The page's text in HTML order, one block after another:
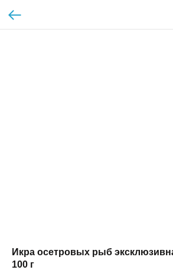
Икра осетровых рыб
100 г